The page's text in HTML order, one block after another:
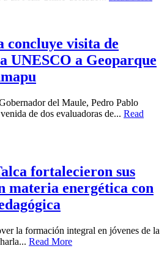
concluye visita de
UNESCO a Geoparque
del Maule, Pedro Pablo
de dos evaluadoras de... Read
fortalecieron sus
materia energética con
la formación integral en jóvenes de la
Read More